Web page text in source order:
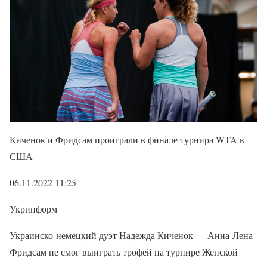
Киченок и Фридсам проиграли в финале турнира WTA в
США
06.11.2022 11:25
Укринформ
Украинско-немецкий дуэт Надежда Киченок — Анна-Лена
Фридсам не смог выиграть трофей на турнире Женской